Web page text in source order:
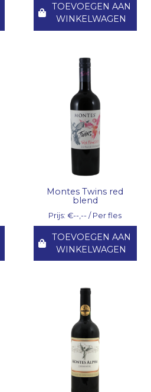
TOEVOEGEN AAN
WINKELWAGEN
Montes Twins red
blend
Prijs: €--,-- / Per fles
TOEVOEGEN AAN
WINKELWAGEN